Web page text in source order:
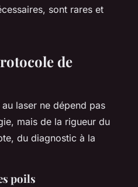
sont rares et
de
au laser ne dépend pas
mais de la rigueur du
du diagnostic à la
poils